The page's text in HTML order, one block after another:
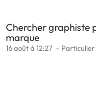
Chercher graphiste
marque
16 août à 12:27 Particulier